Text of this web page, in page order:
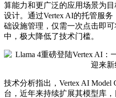
算能力和更广泛的应用场景为
设计。通过Vertex AI的托管服
础设施管理，仅需一次点击即
中，极大降低了技术门槛。
技术分析指出，Vertex AI Model
台，近年来持续扩展其模型库